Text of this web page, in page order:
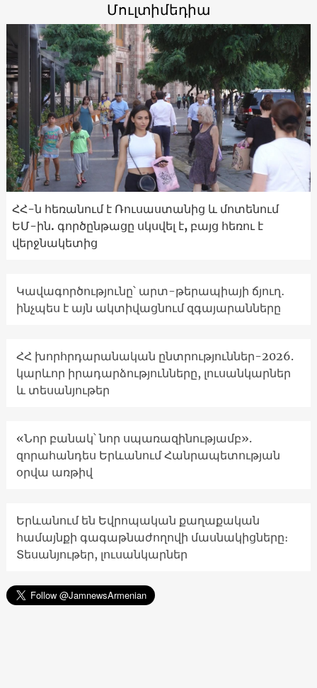
Մուլտիմեդիա
ՀՀ-ն հեռանում է Ռուսաստանից և մոտենում
ԵՄ-ին. գործընթացը սկսվել է, բայց հեռու է
վերջնակետից
Կավագործությունը՝ արտ-թերապիայի ճյուղ․
ինչպես է այն ակտիվացնում զգայարանները
ՀՀ խորհրդարանական ընտրություններ-2026.
կարևոր իրադարձությունները, լուսանկարներ
և տեսանյութեր
«Նոր բանակ՝ նոր սպառազինությամբ».
զորահանդես Երևանում Հանրապետության
օրվա առթիվ
Երևանում են Եվրոպական քաղաքական
համայնքի գագաթնաժողովի մասնակիցները։
Տեսանյութեր, լուսանկարներ